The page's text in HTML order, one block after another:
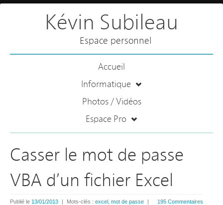
Kévin Subileau
Espace personnel
Accueil
Informatique
Photos / Vidéos
Espace Pro
Casser le mot de passe
VBA d’un fichier Excel
195 Commentaires
Publié le 13/01/2013 | Mots-clés : excel mot de passe |